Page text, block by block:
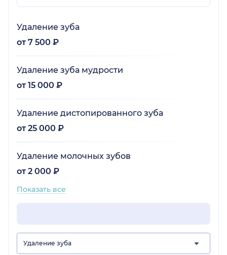
Удаление зуба
от 7 500 ₽
Удаление зуба мудрости
от 15 000 ₽
Удаление дистопированного зуба
от 25 000 ₽
Удаление молочных зубов
от 2 000 ₽
Показать все
Удаление зуба